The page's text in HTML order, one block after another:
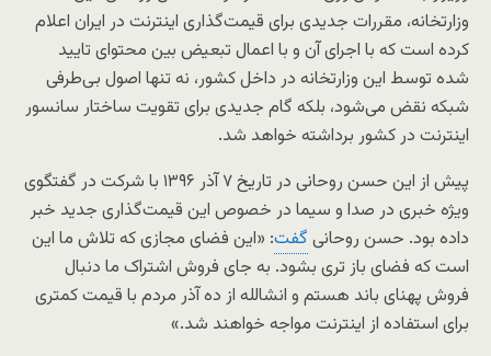
وزارتخانه، مقررات جدیدی برای قیمت‌گذاری اینترنت در ایران اعلام
کرده است که با اجرای آن و با اعمال تبعیض بین محتوای تایید
شده توسط این وزارتخانه در داخل کشور، نه تنها اصول بی‌طرفی
شبکه نقض می‌شود، بلکه گام جدیدی برای تقویت ساختار سانسور
اینترنت در کشور برداشته‌ خواهد شد.
پیش از این حسن روحانی در تاریخ ۷ آذر ۱۳۹۶ با شرکت در گفتگوی
ویژه خبری در صدا و سیما در خصوص این قیمت‌گذاری جدید خبر
داده بود. حسن روحانی گفت: «این فضای مجازی که تلاش ما این
است که فضای باز تری بشود. به جای فروش اشتراک ما دنبال
فروش پهنای باند هستم و انشالله از ده آذر مردم با قیمت کمتری
برای استفاده از اینترنت مواجه خواهند شد.»